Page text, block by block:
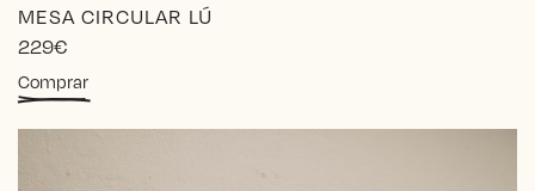
MESA CIRCULAR LÚ
229€
Comprar